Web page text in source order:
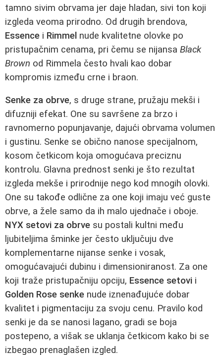
tamno sivim obrvama jer daje hladan, sivi ton koji
izgleda veoma prirodno. Od drugih brendova,
Essence i Rimmel nude kvalitetne olovke po
pristupačnim cenama, pri čemu se nijansa Black
Brown od Rimmela često hvali kao dobar
kompromis između crne i braon.
Senke za obrve, s druge strane, pružaju mekši i
difuzniji efekat. One su savršene za brzo i
ravnomerno popunjavanje, dajući obrvama volumen
i gustinu. Senke se obično nanose specijalnom,
kosom četkicom koja omogućava preciznu
kontrolu. Glavna prednost senki je što rezultat
izgleda mekše i prirodnije nego kod mnogih olovki.
One su takođe odlične za one koji imaju već guste
obrve, a žele samo da ih malo ujednače i oboje.
NYX setovi za obrve su postali kultni među
ljubiteljima šminke jer često uključuju dve
komplementarne nijanse senke i vosak,
omogućavajući dubinu i dimensioniranost. Za one
koji traže pristupačniju opciju, Essence setovi i
Golden Rose senke nude iznenađujuće dobar
kvalitet i pigmentaciju za svoju cenu. Pravilo kod
senki je da se nanosi lagano, gradi se boja
postepeno, a višak se uklanja četkicom kako bi se
izbegao prenaglašen izgled.